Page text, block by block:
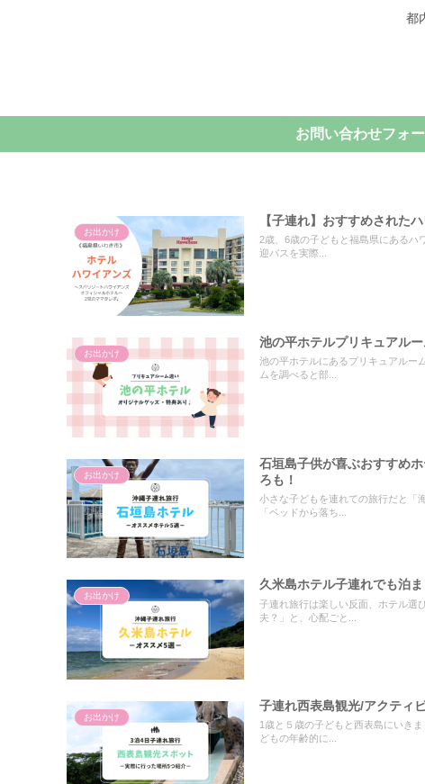
都
お問い合わせフォ
お出かけ
【子連れ】おすすめされた
2歳、6歳の子どもと福島県にあるハ
迎バスを実際...
お出かけ
池の平ホテルプリキュアル
池の平ホテルにあるプリキュアルー
ムを調べると部...
お出かけ
石垣島子供が喜ぶおすすめ
ろも！
小さな子どもを連れての旅行だと「
「ベッドから落ち...
お出かけ
久米島ホテル子連れでも泊
子連れ旅行は楽しい反面、ホテル選
夫？」と、心配ごと...
お出かけ
子連れ西表島観光/アクティ
1歳と５歳の子どもと西表島にいき
どもの年齢的に...